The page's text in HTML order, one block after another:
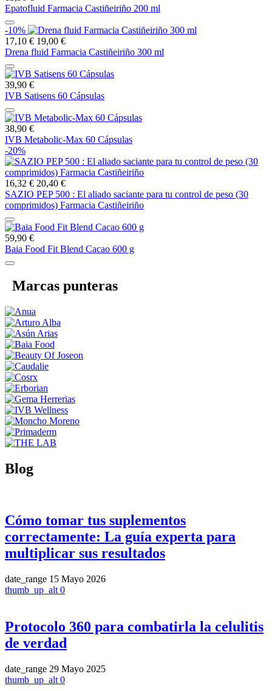
Epatofluid Farmacia Castiñeiriño 200 ml
-10%
17,10 € 19,00 €
Drena fluid Farmacia Castiñeiriño 300 ml
39,90 €
IVB Satisens 60 Cápsulas
38,90 €
IVB Metabolic-Max 60 Cápsulas
-20%
16,32 € 20,40 €
SAZIO PEP 500 : El aliado saciante para tu control de peso (30
comprimidos) Farmacia Castiñeiriño
59,90 €
Baia Food Fit Blend Cacao 600 g
Marcas punteras
Blog
Cómo tomar tus suplementos
correctamente: La guía experta para
multiplicar sus resultados
date_range 15 Mayo 2026
thumb_up_alt 0
Protocolo 360 para combatirla la celulitis
de verdad
date_range 29 Mayo 2025
thumb_up_alt 0